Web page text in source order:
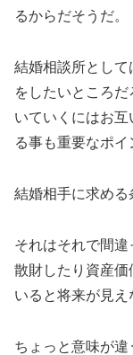
るからだそうだ。
結婚相談所とし
をしたいところ
いていくにはお
る事も重要なポイ
結婚相手に求める
それはそれで間
散財したり資産価
いると将来が見え
ちょっと意味が